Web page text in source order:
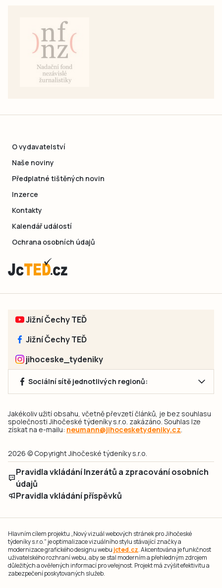
O vydavatelství
Naše noviny
Předplatné tištěných novin
Inzerce
Kontakty
Kalendář událostí
Ochrana osobních údajů
Jižní Čechy TEĎ
Jižní Čechy TEĎ
jihoceske_tydeniky
Sociální sítě jednotlivých regionů:
Jakékoliv užití obsahu, včetně převzetí článků, je bez souhlasu
společnosti Jihočeské týdeníky s.r.o. zakázáno. Souhlas lze
získat na e-mailu: neumann@jihocesketydeniky.cz
2026 © Copyright Jihočeské týdeníky s.r.o.
Pravidla vkládání Inzerátů a zpracování osobních
údajů
Pravidla vkládání příspěvků
Hlavním cílem projektu „Nový vizuál webových stránek pro Jihočeské
týdeníky s.r.o." je optimalizace vizuálního stylu stávající značky a
modernizace grafického designu webu jcted.cz. Akcentována je funkčnost
uživatelského rozhraní webu, aby se stal moderním a přehledným zdrojem
důležitých a ověřených informací pro veřejnost. Projekt má zvýšit efektivitu a
zabezpečení poskytovaných služeb.